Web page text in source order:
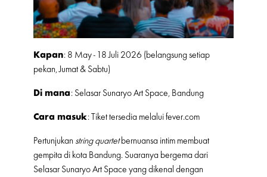
Kapan: 8 May - 18 Juli 2026 (belangsung setiap
pekan, Jumat & Sabtu)
Di mana: Selasar Sunaryo Art Space, Bandung
Cara masuk: Tiket tersedia melalui fever.com
Pertunjukan string quartetbernuansa intim membuat
gempita di kota Bandung. Suaranya bergema dari
Selasar Sunaryo Art Space yang dikenal dengan